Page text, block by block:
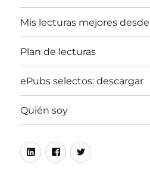
Mis lecturas mejores
Plan de lecturas
ePubs selectos: descargar
Quién soy
LinkedinFacebookTwitter